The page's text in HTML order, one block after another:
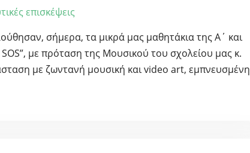
επισκέψεις
σήμερα, τα μικρά μας μαθητάκια της Α΄ και
με πρόταση της Μουσικού του σχολείου μας κ.
με ζωντανή μουσική και video art, εμπνευσμένη